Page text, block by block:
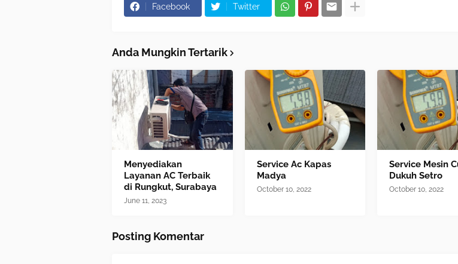
Facebook Twitter
Anda Mungkin Tertarik
Menyediakan
Layanan AC Terbaik
di Rungkut, Surabaya
June 11, 2023
Service Ac Kapas
Madya
October 10, 2022
Service Mesin
Dukuh Setro
October 10, 2022
Posting Komentar